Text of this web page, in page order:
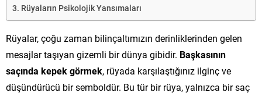
Rüyaların Psikolojik Yansımaları
Rüyalar, çoğu zaman bilinçaltımızın derinliklerinden gelen
mesajlar taşıyan gizemli bir dünya gibidir. Başkasının
saçında kepek görmek, rüyada karşılaştığınız ilginç ve
düşündürücü bir semboldür. Bu tür bir rüya, yalnızca bir saç